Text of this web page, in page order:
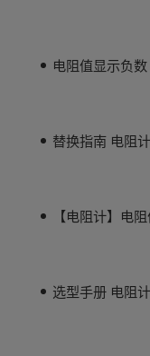
电阻值显示负
替换指南 电阻计
【电阻计】电
选型手册 电阻计